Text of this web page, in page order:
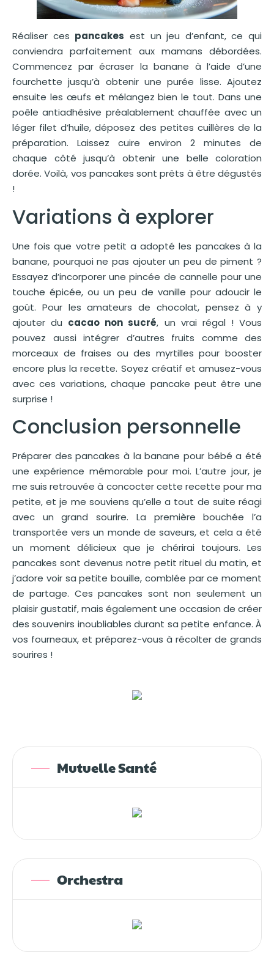
Réaliser ces pancakes est un jeu d’enfant, ce qui
conviendra parfaitement aux mamans débordées.
Commencez par écraser la banane à l’aide d’une
fourchette jusqu’à obtenir une purée lisse. Ajoutez
ensuite les œufs et mélangez bien le tout. Dans une
poêle antiadhésive préalablement chauffée avec un
léger filet d’huile, déposez des petites cuillères de la
préparation. Laissez cuire environ 2 minutes de
chaque côté jusqu’à obtenir une belle coloration
dorée. Voilà, vos pancakes sont prêts à être dégustés
!
Variations à explorer
Une fois que votre petit a adopté les pancakes à la
banane, pourquoi ne pas ajouter un peu de piment ?
Essayez d’incorporer une pincée de cannelle pour une
touche épicée, ou un peu de vanille pour adoucir le
goût. Pour les amateurs de chocolat, pensez à y
ajouter du cacao non sucré, un vrai régal ! Vous
pouvez aussi intégrer d’autres fruits comme des
morceaux de fraises ou des myrtilles pour booster
encore plus la recette. Soyez créatif et amusez-vous
avec ces variations, chaque pancake peut être une
surprise !
Conclusion personnelle
Préparer des pancakes à la banane pour bébé a été
une expérience mémorable pour moi. L’autre jour, je
me suis retrouvée à concocter cette recette pour ma
petite, et je me souviens qu’elle a tout de suite réagi
avec un grand sourire. La première bouchée l’a
transportée vers un monde de saveurs, et cela a été
un moment délicieux que je chérirai toujours. Les
pancakes sont devenus notre petit rituel du matin, et
j’adore voir sa petite bouille, comblée par ce moment
de partage. Ces pancakes sont non seulement un
plaisir gustatif, mais également une occasion de créer
des souvenirs inoubliables durant sa petite enfance. À
vos fourneaux, et préparez-vous à récolter de grands
sourires !
Mutuelle Santé
Orchestra